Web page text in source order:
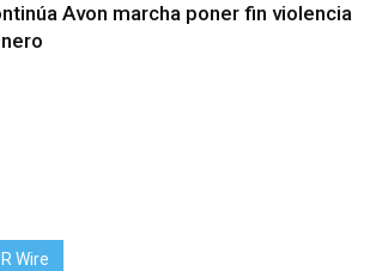
Avon marcha poner fin violencia
Wire